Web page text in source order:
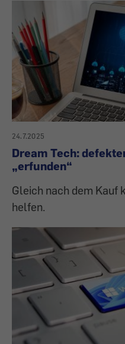
24.7.2025
Dream Tech:
„erfunden“
Gleich nach dem Kauf
helfen.